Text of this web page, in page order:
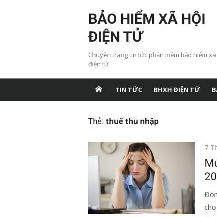
BẢO HIỂM XÃ HỘI
ĐIỆN TỬ
Chuyên trang tin tức phần mềm bảo hiểm
điện tử
TIN TỨC BHXH ĐIỆN TỬ
Thẻ: thuế thu nhập
vào
7